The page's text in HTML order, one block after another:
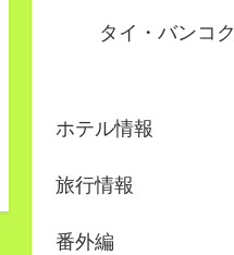
タイ・バンコク
ホテル情報
旅行情報
番外編